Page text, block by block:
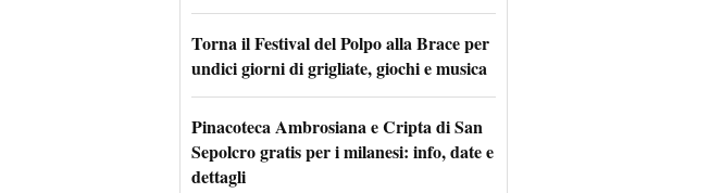
Torna il Festival del Polpo alla Brace per
undici giorni di grigliate, giochi e musica
Pinacoteca Ambrosiana e Cripta di San
Sepolcro gratis per i milanesi: info, date e
dettagli